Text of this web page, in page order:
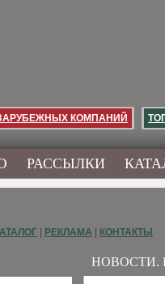
КОМПАНИЙ
РАССЫЛКИ
НОВОСТИ.
РЕКЛАМА КОНТАКТЫ